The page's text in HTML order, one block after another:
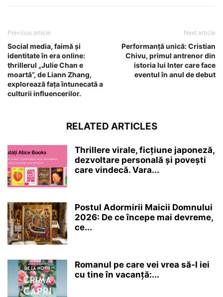
Previous article
Social media, faimă și
identitate în era online:
thrillerul „Julie Chan e
moartă”, de Liann Zhang,
explorează fața întunecată a
culturii influencerilor.
Next article
Performanță unică: Cristian
Chivu, primul antrenor din
istoria lui Inter care face
eventul în anul de debut
RELATED ARTICLES
Thrillere virale, ficțiune japoneză,
dezvoltare personală și povești
care vindecă. Vara...
Postul Adormirii Maicii Domnului
2026: De ce începe mai devreme,
ce...
Romanul pe care vei vrea să-l iei
cu tine în vacanță:...